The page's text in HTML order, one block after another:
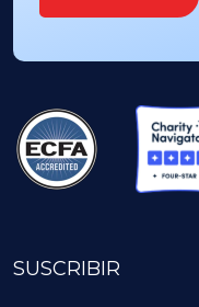
SUSCRIBIR